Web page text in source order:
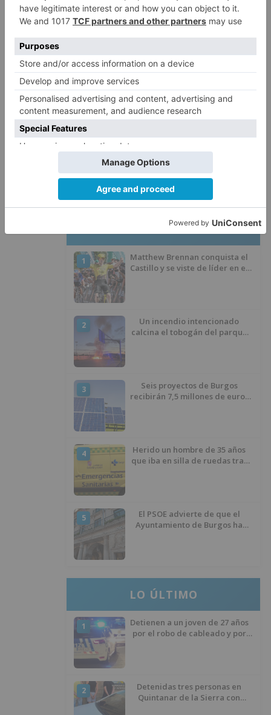
de 90 minutos de duración, definidos tras un
exquisito trabajo de edición. Y el mérito se lo
lleva el equipo de producción y dirección, David
Casado y Óscar Falagán,en colaboración con
Real Federación de Fútbol de Castilla y León;
sonido (Pablo Vega) y etalonaje de color
(Mthandeni Khambule).
desoladora historia campos
rural estrena viernes
LO + VISTO
1
Matthew Brennan conquista el
Castillo y se viste de líder en el
2
Un incendio intencionado
calcina el tobogán del parque
3
Seis proyectos de Burgos
recibirán 7,5 millones de euros
4
Herido un hombre de 35 años
que iba en silla de ruedas tras
5
El PSOE advierte de que el
Ayuntamiento de Burgos ha
LO ÚLTIMO
1
Detienen a un joven de 27 años
por el robo de cableado y por
2
Detenidas tres personas en
Quintanar de la Sierra con